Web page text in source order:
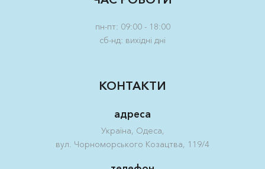
пн-пт: 09:00 - 18:00
сб-нд: вихідні дні
КОНТАКТИ
адреса
Україна, Одеса,
вул. Чорноморського Козацтва, 119/4